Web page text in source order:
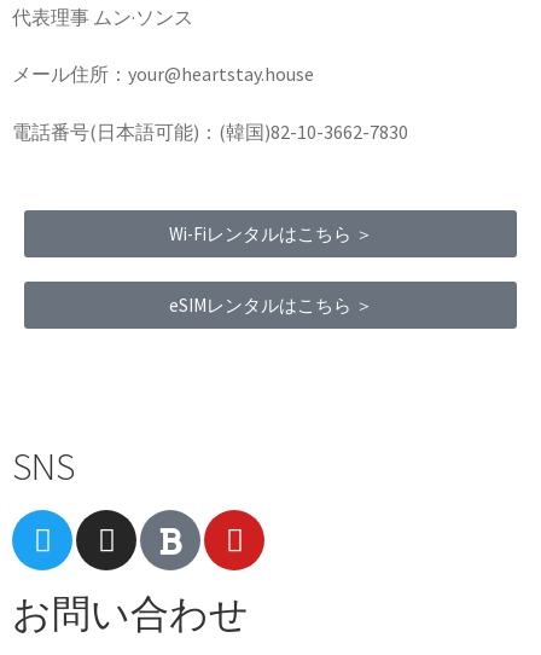
代表理事 ムン·ソンス
メール住所：your@heartstay.house
電話番号(日本語可能)：(韓国)82-10-3662-7830
Wi-Fiレンタルはこちら ＞
eSIMレンタルはこちら ＞
SNS
お問い合わせ